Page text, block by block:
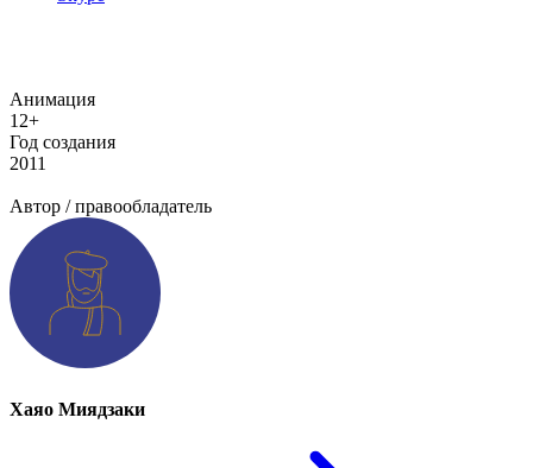
Анимация
12+
Год создания
2011
Автор / правообладатель
Хаяо Миядзаки